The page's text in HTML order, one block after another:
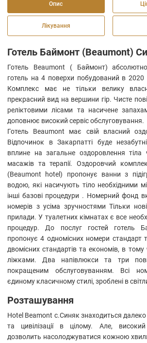
Опис
Лікування
Готель Баймонт (Beaumont)
Готель Beaumont ( Баймонт)
готель на 4 поверхи побудований в 2020
Комплекс має не тільки велику
прекрасний вид на вершини гір. Чисте
реліктовими лісами та насичене
доповнює високий сервіс обслуговування.
Готель Beaumont має свій власний
Відпочинок в Закарпатті буде
вплине на загальне оздоровлення тіла
масажів та терапії. Оздоровчий
(Beaumont hotel) пропонує ванни з
водою, які насичують тіло необхідними
інші базові процедури . Номерний фонд
номерів з усіма зручностями Тільки
прилади. У туалетних кімнатах є все
процедур. До послуг гостей готель
пропонує 4 одномісних номери стандарт
двомісних стандартів та економів, в
ліжками. Два напівлюкси та три
покращеним обслуговуванням. Всі
єдиному класичному стилі, зроблені в
Розташування
Hotel Beamont с.Синяк знаходиться далеко
та цивілізації в цілому. Але,
дозволить насолоджуватися кожною